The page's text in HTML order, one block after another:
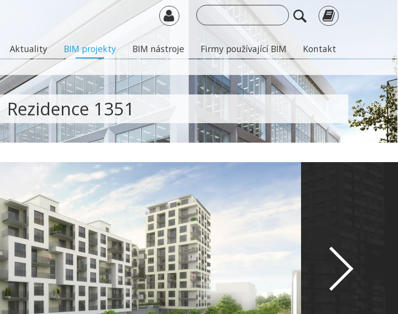
Aktuality BIM projekty BIM nástroje Firmy používající BIM Kontakt
Rezidence 1351